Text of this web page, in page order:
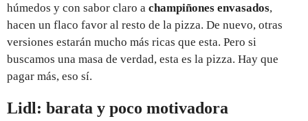
húmedos y con sabor claro a champiñones envasados,
hacen un flaco favor al resto de la pizza. De nuevo, otras
versiones estarán mucho más ricas que esta. Pero si
buscamos una masa de verdad, esta es la pizza. Hay que
pagar más, eso sí.
Lidl: barata y poco motivadora